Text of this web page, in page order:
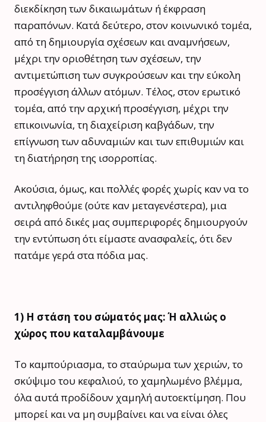
διεκδίκηση των δικαιωμάτων ή έκφραση
παραπόνων. Κατά δεύτερο, στον κοινωνικό τομέα,
από τη δημιουργία σχέσεων και αναμνήσεων,
μέχρι την οριοθέτηση των σχέσεων, την
αντιμετώπιση των συγκρούσεων και την εύκολη
προσέγγιση άλλων ατόμων. Τέλος, στον ερωτικό
τομέα, από την αρχική προσέγγιση, μέχρι την
επικοινωνία, τη διαχείριση καβγάδων, την
επίγνωση των αδυναμιών και των επιθυμιών και
τη διατήρηση της ισορροπίας.
Ακούσια, όμως, και πολλές φορές χωρίς καν να το
αντιληφθούμε (ούτε καν μεταγενέστερα), μια
σειρά από δικές μας συμπεριφορές δημιουργούν
την εντύπωση ότι είμαστε ανασφαλείς, ότι δεν
πατάμε γερά στα πόδια μας.
1) Η στάση του σώματός μας: Ή αλλιώς ο
χώρος που καταλαμβάνουμε
Το καμπούριασμα, το σταύρωμα των χεριών, το
σκύψιμο του κεφαλιού, το χαμηλωμένο βλέμμα,
όλα αυτά προδίδουν χαμηλή αυτοεκτίμηση. Που
μπορεί και να μη συμβαίνει και να είναι όλες